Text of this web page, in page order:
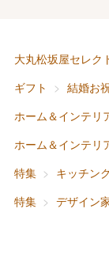
大丸松坂屋セレク
ギフト
結婚お
ホーム＆インテリ
ホーム＆インテリ
特集
キッチン
特集
デザイン